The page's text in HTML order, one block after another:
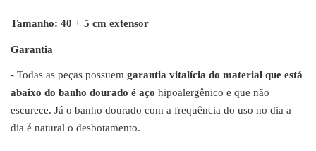
Tamanho: 40 + 5 cm extensor
Garantia
- Todas as peças possuem garantia vitalícia do material que está
abaixo do banho dourado é aço hipoalergênico e que não
escurece. Já o banho dourado com a frequência do uso no dia a
dia é natural o desbotamento.